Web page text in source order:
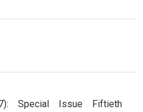
Special Issue Fiftieth